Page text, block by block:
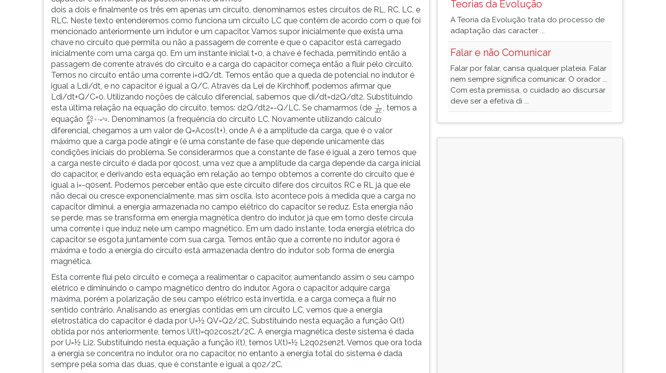
dois a dois e finalmente os três em apenas um circuito, denominamos estes circuitos de RL, RC, LC, e
RLC. Neste texto entenderemos como funciona um circuito LC que contém de acordo com o que foi
mencionado anteriormente um indutor e um capacitor. Vamos supor inicialmente que exista uma
chave no circuito que permita ou não a passagem de corrente e que o capacitor está carregado
inicialmente com uma carga q0. Em um instante inicial t=0, a chave é fechada, permitindo então a
passagem de corrente através do circuito e a carga do capacitor começa então a fluir pelo circuito.
Temos no circuito então uma corrente i=dQ/dt. Temos então que a queda de potencial no indutor é
igual a Ldi/dt, e no capacitor é igual a Q/C. Através da Lei de Kirchhoff, podemos afirmar que
Ldi/dt+Q/C=0. Utilizando noções de cálculo diferencial, sabemos que di/dt=d2Q/dt2. Substituindo
esta última relação na equação do circuito, temos: d2Q/dt2=-Q/LC. Se chamarmos (de
, temos a
equação
. Denominamos (a frequência do circuito LC. Novamente utilizando cálculo
diferencial, chegamos a um valor de Q=Acos(t+), onde A é a amplitude da carga, que é o valor
máximo que a carga pode atingir e (é uma constante de fase que depende unicamente das
condições iniciais do problema. Se considerarmos que a constante de fase é igual a zero temos que
a carga neste circuito é dada por q0cost, uma vez que a amplitude da carga depende da carga inicial
do capacitor, e derivando esta equação em relação ao tempo obtemos a corrente do circuito que é
igual a i=-q0sent. Podemos perceber então que este circuito difere dos circuitos RC e RL já que ele
não decai ou cresce exponencialmente, mas sim oscila. Isto acontece pois à medida que a carga no
capacitor diminui, a energia armazenada no campo elétrico do capacitor se reduz. Esta energia não
se perde, mas se transforma em energia magnética dentro do indutor, já que em torno deste circula
uma corrente i que induz nele um campo magnético. Em um dado instante, toda energia elétrica do
capacitor se esgota juntamente com sua carga. Temos então que a corrente no indutor agora é
máxima e todo a energia do circuito está armazenada dentro do indutor sob forma de energia
magnética.
Esta corrente flui pelo circuito e começa a realimentar o capacitor, aumentando assim o seu campo
elétrico e diminuindo o campo magnético dentro do indutor. Agora o capacitor adquire carga
máxima, porém a polarização de seu campo elétrico está invertida, e a carga começa a fluir no
sentido contrário. Analisando as energias contidas em um circuito LC, vemos que a energia
eletrostática do capacitor é dada por U=½ QV=Q2/2C. Substituindo nesta equação a função Q(t)
obtida por nós anteriormente, temos U(t)=q02cos2t/2C. A energia magnética deste sistema é dada
por U=½ Li2. Substituindo nesta equação a função i(t), temos U(t)=½ L2q02sen2t. Vemos que ora toda
a energia se concentra no indutor, ora no capacitor, no entanto a energia total do sistema é dada
sempre pela soma das duas, que é constante e igual a q02/2C.
Teorias da Evolução
A Teoria da Evolução trata do processo de
adaptação das caracter ...
Falar e não Comunicar
Falar por falar, cansa qualquer plateia. Falar
nem sempre significa comunicar. O orador ...
Com esta premissa, o cuidado ao discursar
deve ser a efetiva di ...